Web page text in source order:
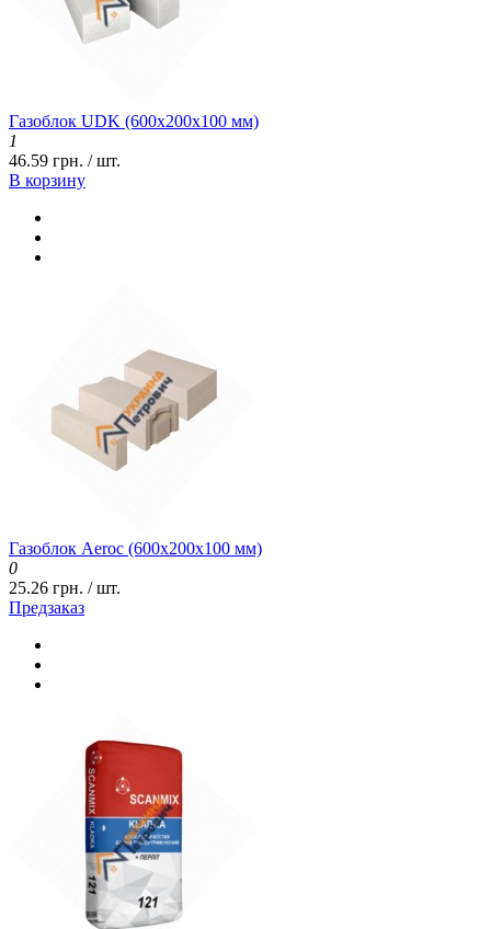
Газоблок UDK (600x200x100 мм)
1
46.59 грн. / шт.
В корзину
Газоблок Aeroc (600x200x100 мм)
0
25.26 грн. / шт.
Предзаказ